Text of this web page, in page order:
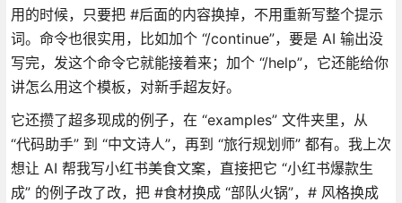
用的时候，只要把 #后面的内容换掉，不用重新写整个提示
词。命令也很实用，比如加个 “/continue”，要是 AI 输出没
写完，发这个命令它就能接着来；加个 “/help”，它还能给你
讲怎么用这个模板，对新手超友好。
它还攒了超多现成的例子，在 “examples” 文件夹里，从
“代码助手” 到 “中文诗人”，再到 “旅行规划师” 都有。我上次
想让 AI 帮我写小红书美食文案，直接把它 “小红书爆款生
成” 的例子改了改，把 #食材换成 “部队火锅”，# 风格换成